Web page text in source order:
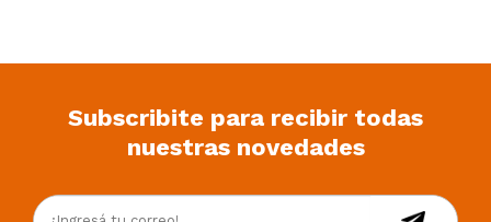
Subscribite para recibir todas
nuestras novedades